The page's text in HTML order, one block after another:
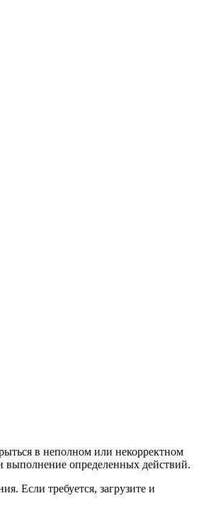
в неполном или некорректном
выполнение определенных действий.
Если требуется, загрузите и